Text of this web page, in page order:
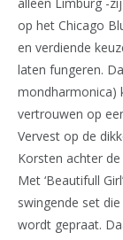
op het Chicago
en verdiende
laten fungeren.
mondharmonica)
vertrouwen op
Vervest op de
Korsten achter
Met ‘Beautifull
swingende set
wordt gepraat.